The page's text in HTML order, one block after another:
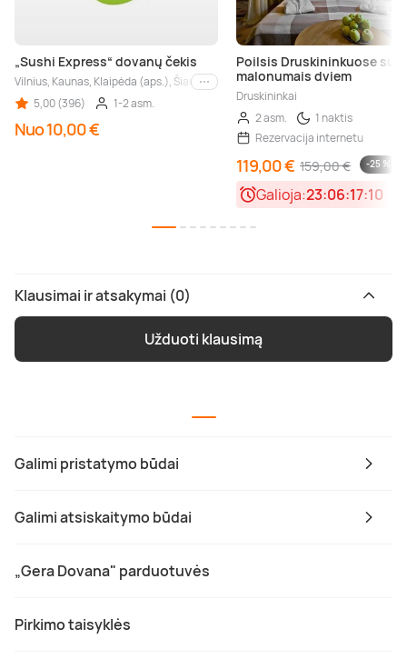
Galimi pristatymo būdai
Galimi atsiskaitymo būdai
„Gera Dovana" parduotuvės
Pirkimo taisyklės
„Sushi Express“ dovanų čekis
Vilnius, Kaunas, Klaipėda (aps.), Šiauliai, Panevėžys
Kiti miestai
5,00 (396)
1-2 asm.
Nuo 10,00 €
Poilsis Druskininkuose su
malonumais dviem
Druskininkai
2 asm.
1 naktis
Rezervacija internetu
119,00 € 159,00 € -25 %
Galioja:23:06:17:10
Klausimai ir atsakymai (0)
Užduoti klausimą